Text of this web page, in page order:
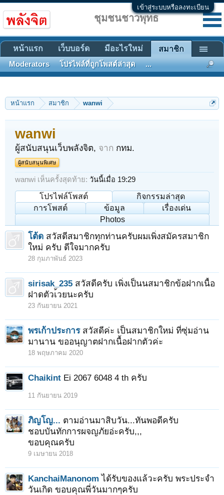
เข้าสู่ระบบหรือลงทะเบียน
หน้าแรก สมาชิก wanwi
wanwi
ผู้สนับสนุนเว็บพลังจิต, จาก กทม.
ผู้สนับสนุนพิเศษ
wanwi เห็นครั้งสุดท้าย: วันนี้เมื่อ 19:29
โปรไฟล์โพสต์
กิจกรรมล่าสุด
การโพสต์
ข้อมูล
เรื่องเด่น
Photos
โต้ด สวัสดีสมาชิกทุกท่านครับผมเพิ่งสมัครสมาชิก
ใหม่ ครับ ดีใจมากครับ
28 กุมภาพันธ์ 2023
sirisak_235 สวัสดีครับ เพิ่งเป็นนสมาชิกข้อฝากเนื้อ
ฝาดตัวเ้วยนะครับ
23 กันยายน 2021
พรเก้าประการ สวัสดีค่ะ เป็นสมาชิกใหม่ ที่ซุ่มอ่าน
มานาน ขออนุญาตฝากเนื้อฝากตัวค่ะ
18 พฤษภาคม 2020
Chaikint Ei 2067 6048 4 th ครับ
11 กันยายน 2019
ภิญโญ... ตามอ่านมาสิบวัน...ทันพอดีครับ
ชอบบันทักการผจญภัยอ่ะครับ,,,
ขอบคุณครับ
9 เมษายน 2018
KanchaiManonom ได้รับของแล้วะครับ พระประจำ
วันเกิด ขอบคุณพี่วันมากๆครับ
ชุมชนชาวพุทธ
หน้าแรก เว็บบอร์ด มีอะไรใหม่ สมาชิก
Moderators โปรไฟล์ที่ถูกโพสต์ล่าสุด ...